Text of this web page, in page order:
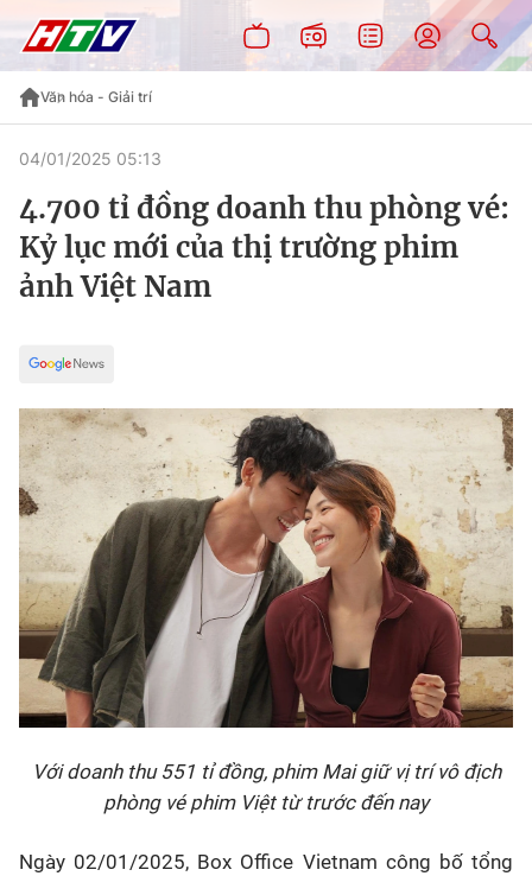
Văn hóa - Giải trí
04/01/2025 05:13
4.700 tỉ đồng doanh thu phòng vé:
Kỷ lục mới của thị trường phim
ảnh Việt Nam
Với doanh thu 551 tỉ đồng, phim Mai giữ vị trí vô địch
phòng vé phim Việt từ trước đến nay
Ngày 02/01/2025, Box Office Vietnam công bố tổng